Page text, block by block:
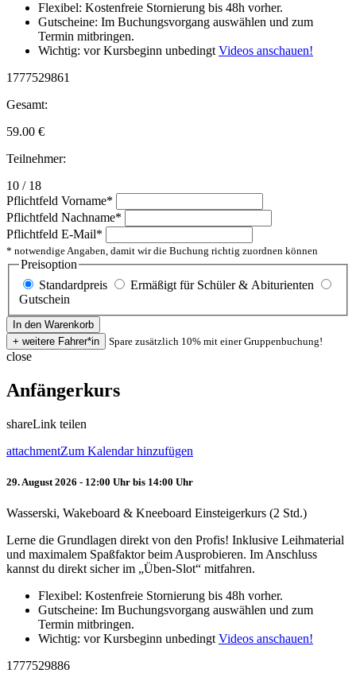
Flexibel: Kostenfreie Stornierung bis 48h vorher.
Gutscheine: Im Buchungsvorgang auswählen und zum
Termin mitbringen.
Wichtig: vor Kursbeginn unbedingt Videos anschauen!
1777529861
Gesamt:
59.00 €
Teilnehmer:
10 / 18
Pflichtfeld Vorname*
Pflichtfeld Nachname*
Pflichtfeld E-Mail*
* notwendige Angaben, damit wir die Buchung richtig zuordnen können
Preisoption
Standardpreis
Ermäßigt für Schüler & Abiturienten
Gutschein
Spare zusätzlich 10% mit einer Gruppenbuchung!
close
Anfängerkurs
shareLink teilen
attachmentZum Kalendar hinzufügen
29. August 2026 - 12:00 Uhr bis 14:00 Uhr
Wasserski, Wakeboard & Kneeboard Einsteigerkurs (2 Std.)
Lerne die Grundlagen direkt von den Profis! Inklusive Leihmaterial
und maximalem Spaßfaktor beim Ausprobieren. Im Anschluss
kannst du direkt sicher im „Üben-Slot“ mitfahren.
Flexibel: Kostenfreie Stornierung bis 48h vorher.
Gutscheine: Im Buchungsvorgang auswählen und zum
Termin mitbringen.
Wichtig: vor Kursbeginn unbedingt Videos anschauen!
1777529886